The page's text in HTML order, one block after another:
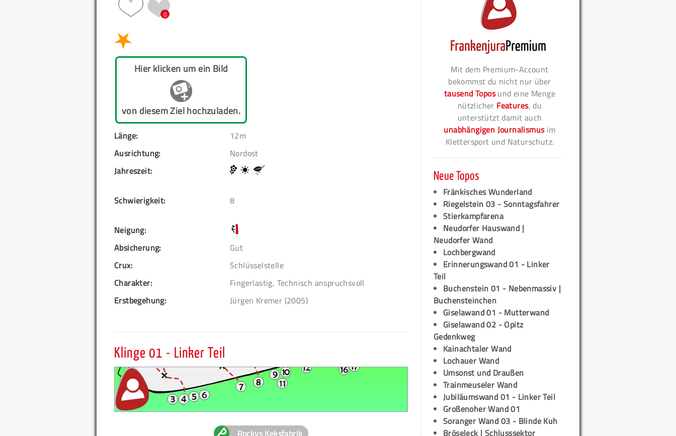
0
Hier klicken um ein Bild
von diesem Ziel hochzuladen.
Länge:
12m
Ausrichtung:
Nordost
Jahreszeit:
Schwierigkeit: 8
Neigung:
Absicherung:
Gut
Crux:
Schlüsselstelle
Charakter:
Fingerlastig, Technisch anspruchsvoll
Erstbegehung:
Jürgen Kremer (2005)
Klinge 01 - Linker Teil
Mit dem Premium-Account
bekommst du nicht nur über
tausend Toposund eine Menge
nützlicher Features, du
unterstützt damit auch
unabhängigen Journalismusim
Klettersport und Naturschutz.
Neue Topos
Fränkisches Wunderland
Riegelstein 03 - Sonntagsfahrer
Stierkampfarena
Neudorfer Hauswand |
Neudorfer Wand
Lochbergwand
Erinnerungswand 01 - Linker
Teil
Buchenstein 01 - Nebenmassiv |
Buchensteinchen
Giselawand 01 - Mutterwand
Giselawand 02 - Opitz
Gedenkweg
Kainachtaler Wand
Lochauer Wand
Umsonst und Draußen
Trainmeuseler Wand
Jubiläumswand 01 - Linker Teil
Großenoher Wand 01
Soranger Wand 03 - Blinde Kuh
Bröseleck | Schlusssektor